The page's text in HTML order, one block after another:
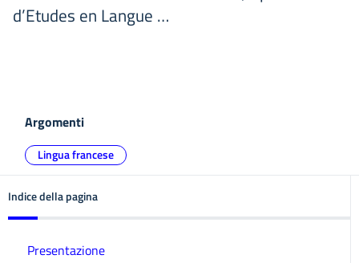
d’Etudes en Langue …
Argomenti
Lingua francese
Indice della pagina
Presentazione